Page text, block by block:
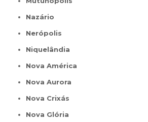
Nazário
Nerópolis
Niquelândia
Nova América
Nova Aurora
Nova Crixás
Nova Glória